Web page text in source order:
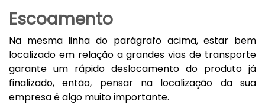
Escoamento
Na mesma linha do parágrafo acima, estar bem
localizado em relação a grandes vias de transporte
garante um rápido deslocamento do produto já
finalizado, então, pensar na localização da sua
empresa é algo muito importante.